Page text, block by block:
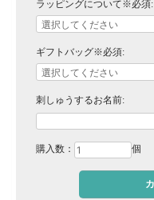
ラッピングについて※必須:
ギフトバッグ※必須:
刺しゅうするお名前:
購入数： 個